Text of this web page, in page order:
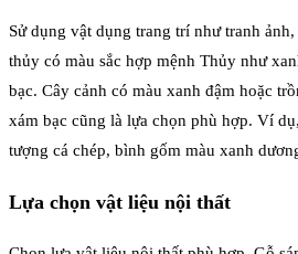
Sử dụng vật dụng trang trí như tranh
thủy có màu sắc hợp mệnh Thủy như
bạc. Cây cảnh có màu xanh đậm hoặc
xám bạc cũng là lựa chọn phù hợp. Ví
tượng cá chép, bình gốm màu xanh
Lựa chọn vật liệu nội thất